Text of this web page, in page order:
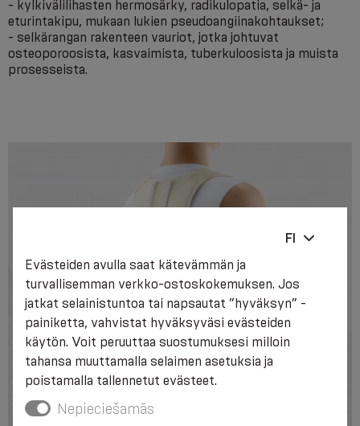
- kylkivälilihasten hermosärky, radikulopatia, selkä- ja
eturintakipu, mukaan lukien pseudoangiinakohtaukset;
- selkärangan rakenteen vauriot, jotka johtuvat
osteoporoosista, kasvaimista, tuberkuloosista ja muista
prosesseista.
FI
Evästeiden avulla saat kätevämmän ja
turvallisemman verkko-ostoskokemuksen. Jos
jatkat selainistuntoa tai napsautat ”hyväksyn” -
painiketta, vahvistat hyväksyväsi evästeiden
käytön. Voit peruuttaa suostumuksesi milloin
tahansa muuttamalla selaimen asetuksia ja
poistamalla tallennetut evästeet.
Nepieciešamās